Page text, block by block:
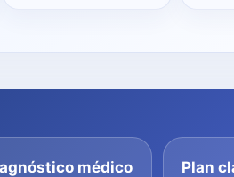
médico
Plan